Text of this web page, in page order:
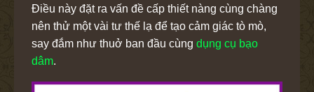
Điều này đặt ra vấn đề cấp thiết nàng cùng chàng
nên thử một vài tư thế lạ để tạo cảm giác tò mò,
say đắm như thuở ban đầu cùng dụng cụ bạo
dâm.